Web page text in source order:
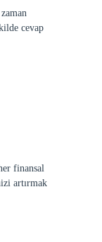
cevap
finansal
artırmak